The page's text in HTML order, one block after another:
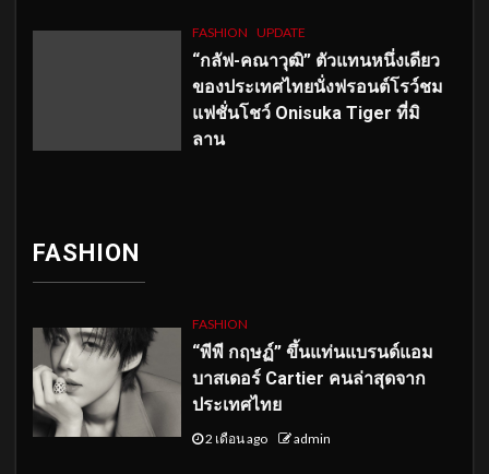
FASHION UPDATE
“กลัฟ-คณาวุฒิ” ตัวแทนหนึ่งเดียว
ของประเทศไทยนั่งฟรอนต์โรว์ชม
แฟชั่นโชว์ Onisuka Tiger ที่มิ
ลาน
FASHION
FASHION
“พีพี กฤษฏ์” ขึ้นแท่นแบรนด์แอม
บาสเดอร์ Cartier คนล่าสุดจาก
ประเทศไทย
2 เดือน ago admin